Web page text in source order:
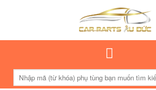
Tìm
kiếm: